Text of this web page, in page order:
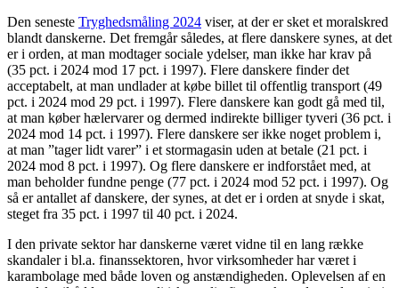
Den seneste Tryghedsmåling 2024 viser, at der er sket et moralskred
blandt danskerne. Det fremgår således, at flere danskere synes, at det
er i orden, at man modtager sociale ydelser, man ikke har krav på
(35 pct. i 2024 mod 17 pct. i 1997). Flere danskere finder det
acceptabelt, at man undlader at købe billet til offentlig transport (49
pct. i 2024 mod 29 pct. i 1997). Flere danskere kan godt gå med til,
at man køber hælervarer og dermed indirekte billiger tyveri (36 pct. i
2024 mod 14 pct. i 1997). Flere danskere ser ikke noget problem i,
at man ”tager lidt varer” i et stormagasin uden at betale (21 pct. i
2024 mod 8 pct. i 1997). Og flere danskere er indforstået med, at
man beholder fundne penge (77 pct. i 2024 mod 52 pct. i 1997). Og
så er antallet af danskere, der synes, at det er i orden at snyde i skat,
steget fra 35 pct. i 1997 til 40 pct. i 2024.
I den private sektor har danskerne været vidne til en lang række
skandaler i bl.a. finanssektoren, hvor virksomheder har været i
karambolage med både loven og anstændigheden. Oplevelsen af en